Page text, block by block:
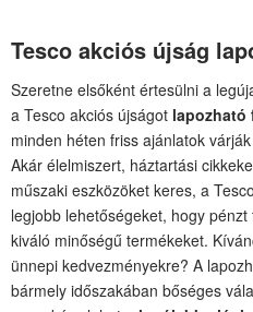
Tesco akciós újság
Szeretne elsőként értesülni a
a Tesco akciós újságot lapozható
minden héten friss ajánlatok
Akár élelmiszert, háztartási
műszaki eszközöket keres, a
legjobb lehetőségeket, hogy
kiváló minőségű termékeket.
ünnepi kedvezményekre? A
bármely időszakában bőséges